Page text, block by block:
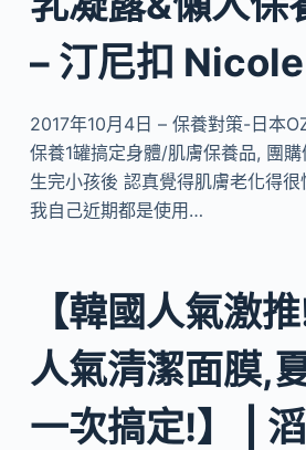
– 汀尼扣 Nicole
2017年10月4日 – 保養對策-日本
保養1罐搞定身體/肌膚保養品, 團
生完小孩後 認真覺得肌膚老化得
我自己近期都是使用…
【韓國人氣激
人氣清潔面膜,
一次搞定!】 |